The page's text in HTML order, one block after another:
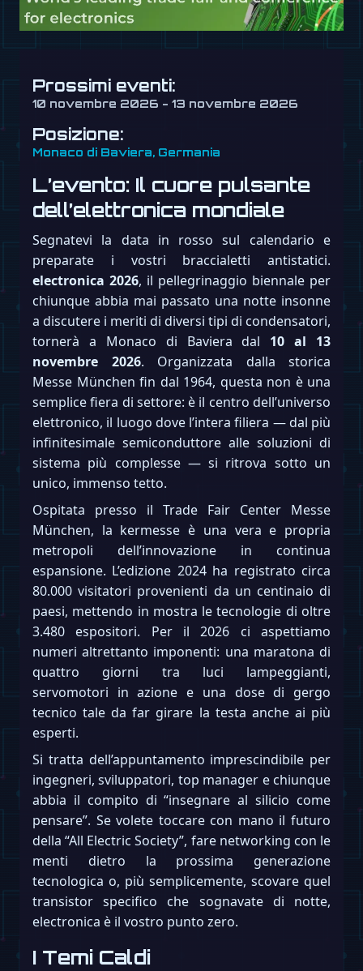
Prossimi eventi:
10 novembre 2026 - 13 novembre 2026
Posizione:
Monaco di Baviera, Germania
L’evento: Il cuore pulsante
dell’elettronica mondiale
Segnatevi la data in rosso sul calendario e
preparate i vostri braccialetti antistatici.
electronica 2026, il pellegrinaggio biennale per
chiunque abbia mai passato una notte insonne
a discutere i meriti di diversi tipi di condensatori,
tornerà a Monaco di Baviera dal 10 al 13
novembre 2026. Organizzata dalla storica
Messe München fin dal 1964, questa non è una
semplice fiera di settore: è il centro dell’universo
elettronico, il luogo dove l’intera filiera — dal più
infinitesimale semiconduttore alle soluzioni di
sistema più complesse — si ritrova sotto un
unico, immenso tetto.
Ospitata presso il Trade Fair Center Messe
München, la kermesse è una vera e propria
metropoli dell’innovazione in continua
espansione. L’edizione 2024 ha registrato circa
80.000 visitatori provenienti da un centinaio di
paesi, mettendo in mostra le tecnologie di oltre
3.480 espositori. Per il 2026 ci aspettiamo
numeri altrettanto imponenti: una maratona di
quattro giorni tra luci lampeggianti,
servomotori in azione e una dose di gergo
tecnico tale da far girare la testa anche ai più
esperti.
Si tratta dell’appuntamento imprescindibile per
ingegneri, sviluppatori, top manager e chiunque
abbia il compito di “insegnare al silicio come
pensare”. Se volete toccare con mano il futuro
della “All Electric Society”, fare networking con le
menti dietro la prossima generazione
tecnologica o, più semplicemente, scovare quel
transistor specifico che sognavate di notte,
electronica è il vostro punto zero.
I Temi Caldi